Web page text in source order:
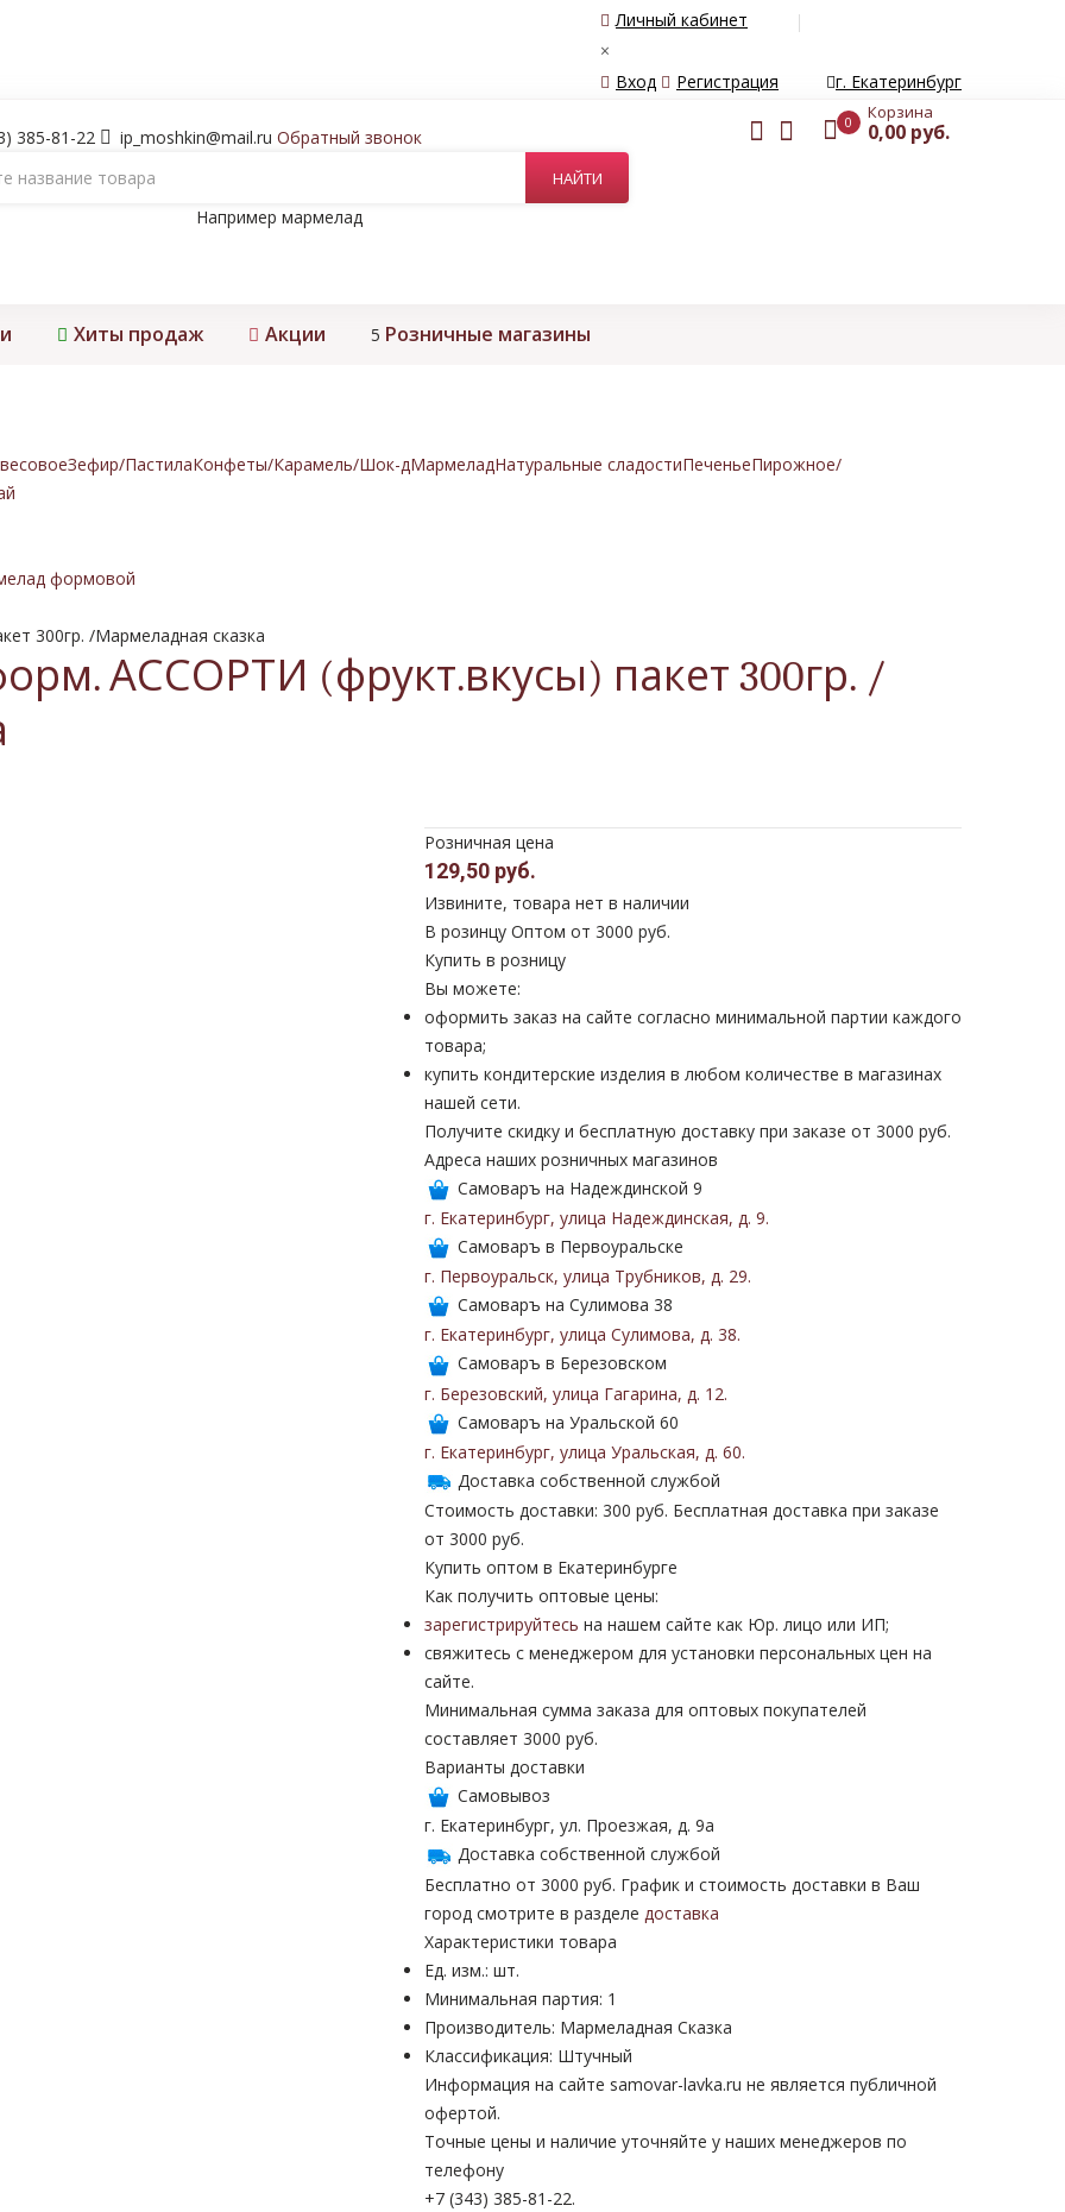
Личный кабинет
×
Вход
Регистрация г. Екатеринбург
385-81-22 ip_moshkin@mail.ru Обратный звонок
Например мармелад
0 Корзина
0,00 руб.
Хиты продаж Акции 5 Розничные магазины
Зефир/ПастилаКонфеты/Карамель/Шок-дМармеладНатуральные сладостиПеченьеПирожное/
формовой
300гр. /Мармеладная сказка
АССОРТИ (фрукт.вкусы) пакет 300гр. /
Розничная цена
129,50 руб.
Извините, товара нет в наличии
В розинцу Оптом от 3000 руб.
Купить в розницу
Вы можете:
оформить заказ на сайте согласно минимальной партии каждого
товара;
купить кондитерские изделия в любом количестве в магазинах
нашей сети.
Получите скидку и бесплатную доставку при заказе от 3000 руб.
Адреса наших розничных магазинов
Самоваръ на Надеждинской 9
г. Екатеринбург, улица Надеждинская, д. 9.
Самоваръ в Первоуральске
г. Первоуральск, улица Трубников, д. 29.
Самоваръ на Сулимова 38
г. Екатеринбург, улица Сулимова, д. 38.
Самоваръ в Березовском
г. Березовский, улица Гагарина, д. 12.
Самоваръ на Уральской 60
г. Екатеринбург, улица Уральская, д. 60.
Доставка собственной службой
Стоимость доставки: 300 руб. Бесплатная доставка при заказе
от 3000 руб.
Купить оптом в Екатеринбурге
Как получить оптовые цены:
зарегистрируйтесь на нашем сайте как Юр. лицо или ИП;
свяжитесь с менеджером для установки персональных цен на
сайте.
Минимальная сумма заказа для оптовых покупателей
составляет 3000 руб.
Варианты доставки
Самовывоз
г. Екатеринбург, ул. Проезжая, д. 9а
Доставка собственной службой
Бесплатно от 3000 руб. График и стоимость доставки в Ваш
город смотрите в разделе доставка
Характеристики товара
Ед. изм.: шт.
Минимальная партия: 1
Производитель: Мармеладная Сказка
Классификация: Штучный
Информация на сайте samovar-lavka.ru не является публичной
офертой.
Точные цены и наличие уточняйте у наших менеджеров по
телефону
+7 (343) 385-81-22.